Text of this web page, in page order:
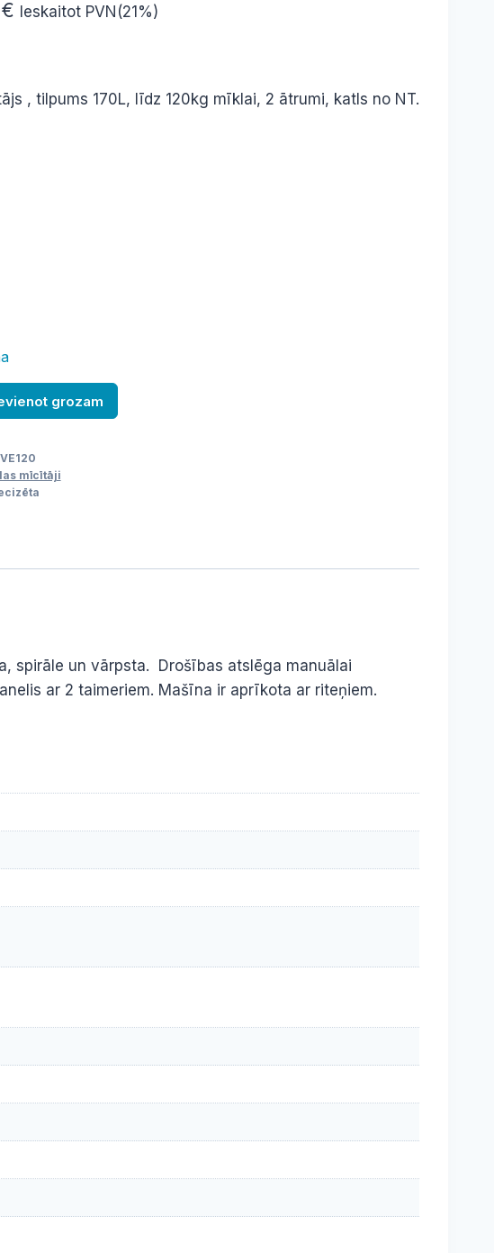
€ Ieskaitot PVN(21%)
, tilpums 170L, līdz 120kg mīklai, 2 ātrumi, katls no NT.
grozam
mīcītāji
spirāle un vārpsta. Drošības atslēga manuālai
ar 2 taimeriem. Mašīna ir aprīkota ar riteņiem.